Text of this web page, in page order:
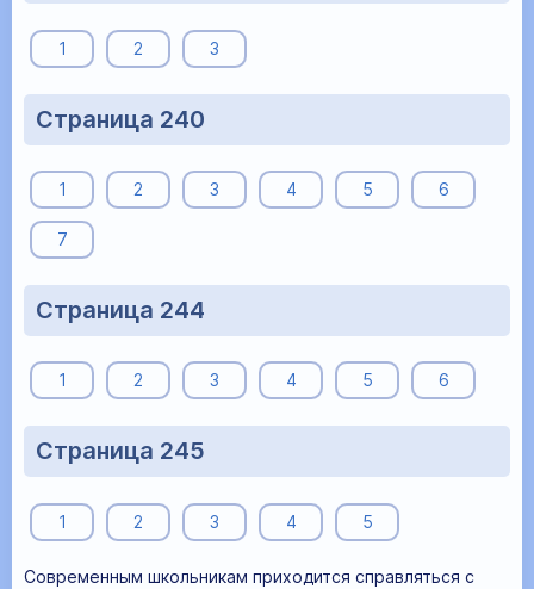
1 2 3
Страница 240
1 2 3 4 5 6
7
Страница 244
1 2 3 4 5 6
Страница 245
1 2 3 4 5
Современным школьникам приходится справляться с